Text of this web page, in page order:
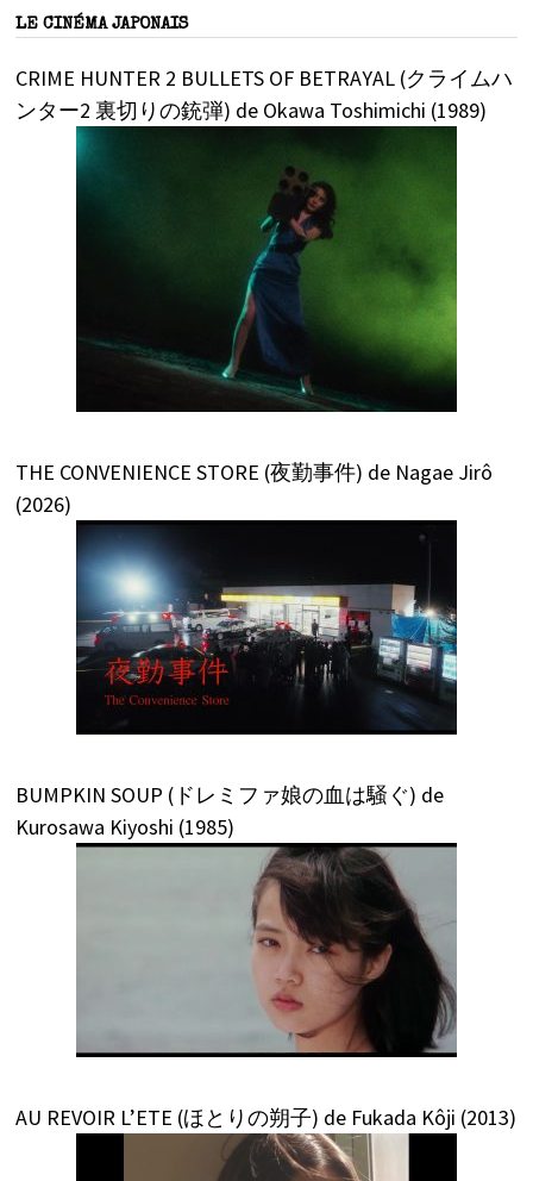
LE CINÉMA JAPONAIS
CRIME HUNTER 2 BULLETS OF BETRAYAL (クライムハ
ンター2 裏切りの銃弾) de Okawa Toshimichi (1989)
THE CONVENIENCE STORE (夜勤事件) de Nagae Jirô
(2026)
BUMPKIN SOUP (ドレミファ娘の血は騒ぐ) de
Kurosawa Kiyoshi (1985)
AU REVOIR L’ETE (ほとりの朔子) de Fukada Kôji (2013)